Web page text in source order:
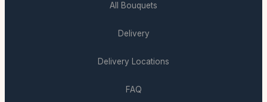
All Bouquets
Delivery
Delivery Locations
FAQ